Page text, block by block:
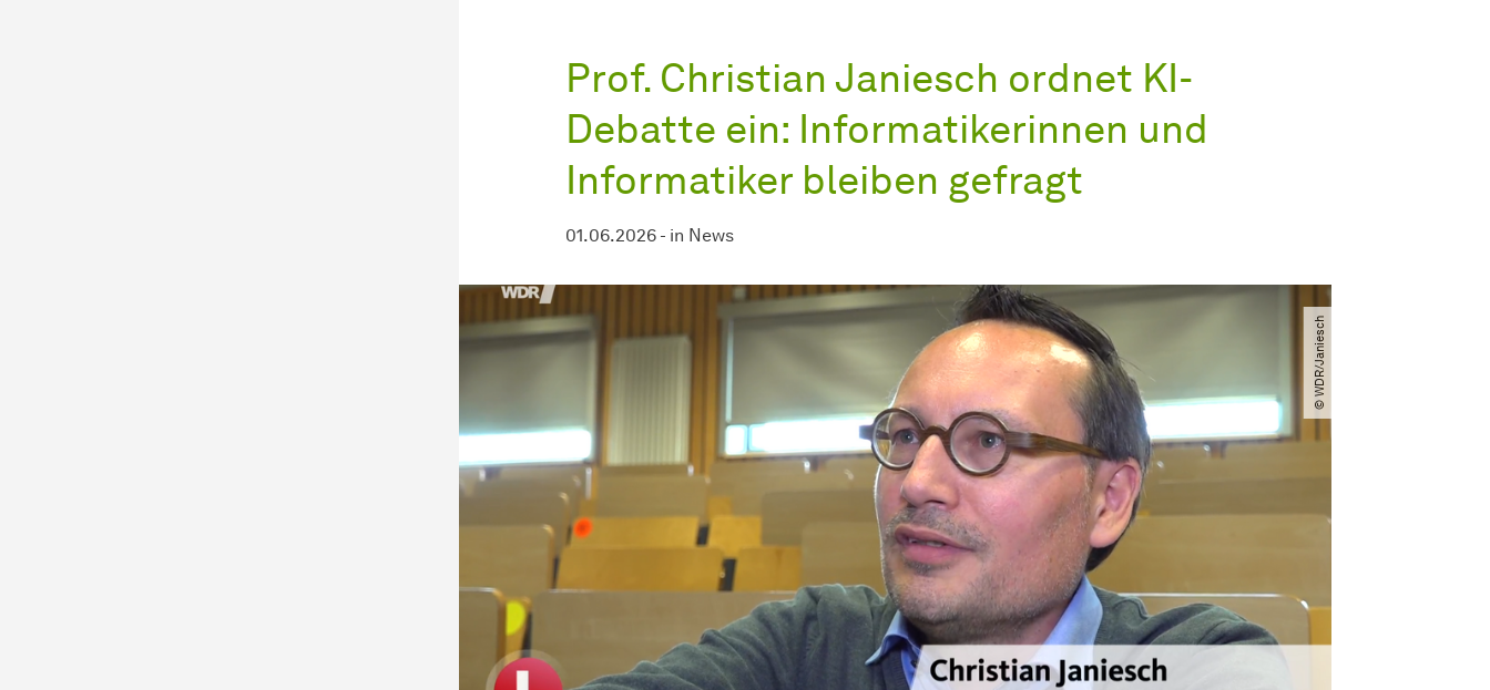
Prof. Christian Janiesch ordnet KI-
Debatte ein: Informatikerinnen und
Informatiker bleiben gefragt
01.06.2026 - in News
© WDR​/​Janiesch